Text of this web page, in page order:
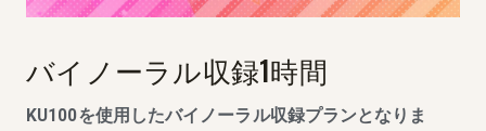
バイノーラル収録1時間
KU100を使用したバイノーラル収録プランとなりま